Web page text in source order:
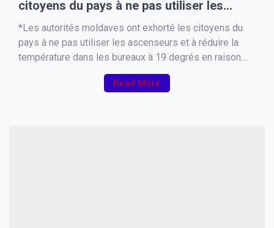
citoyens du pays à ne pas utiliser les
ascenseurs et à réduire la température
dans les bureaux à 19 degrés en raison
d’une pénurie de gaz et d’électricité.*
*Les autorités moldaves ont exhorté les citoyens du
pays à ne pas utiliser les ascenseurs et à réduire la
température dans les bureaux à 19 degrés en raison
d’une pénurie de gaz et d’électricité.*
Read More